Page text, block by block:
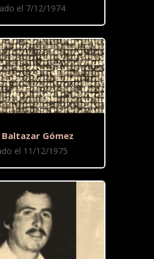
el 7/12/1974
Gómez
el 11/12/1975